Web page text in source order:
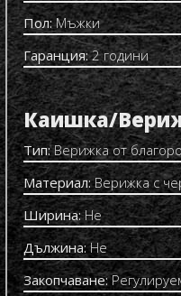
Пол:Мъжки
Гаранция:2 години
Каишка/
Тип:Верижка от
Материал:Верижка с
Ширина:Не
Дължина:Не
Закопчаване: